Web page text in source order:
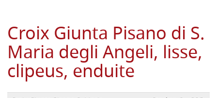
Croix Giunta Pisano di S.
Maria degli Angeli, lisse,
clipeus, enduite